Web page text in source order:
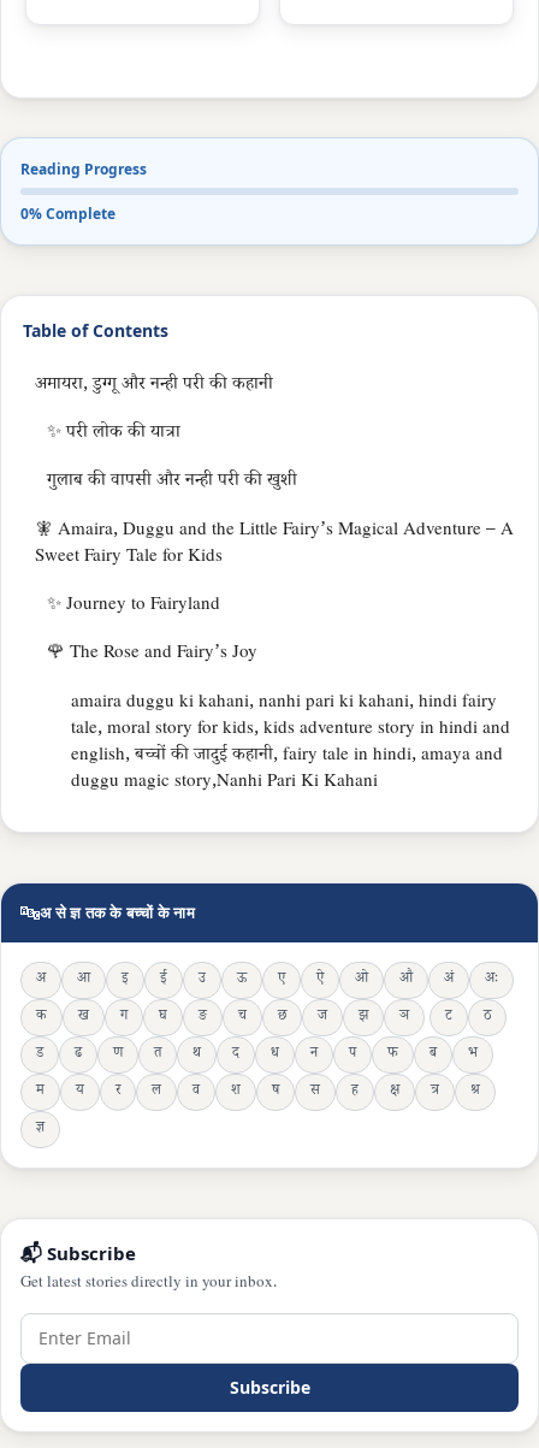
Reading Progress
0% Complete
Table of Contents
अमायरा, डुग्गू और नन्ही परी की कहानी
✨ परी लोक की यात्रा
गुलाब की वापसी और नन्ही परी की खुशी
🧚 Amaira, Duggu and the Little Fairy’s Magical Adventure – A
Sweet Fairy Tale for Kids
✨ Journey to Fairyland
🌹 The Rose and Fairy’s Joy
amaira duggu ki kahani, nanhi pari ki kahani, hindi fairy
tale, moral story for kids, kids adventure story in hindi and
english, बच्चों की जादुई कहानी, fairy tale in hindi, amaya and
duggu magic story,Nanhi Pari Ki Kahani
🔤अ से ज्ञ तक के बच्चों के नाम
अ आ इ ई उ ऊ ए ऐ ओ औ अं
अः
क
ख ग घ ङ च छ ज झ ञ ट
ठ
ड
ढ ण त थ द ध न प फ ब
भ
म
य र ल व श ष स ह क्ष त्र
श्र
ज्ञ
📬 Subscribe
Get latest stories directly in your inbox.
Subscribe